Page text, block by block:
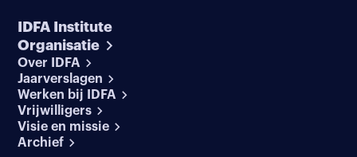
IDFA Institute
Organisatie
Over IDFA
Jaarverslagen
Werken bij IDFA
Vrijwilligers
Visie en missie
Archief